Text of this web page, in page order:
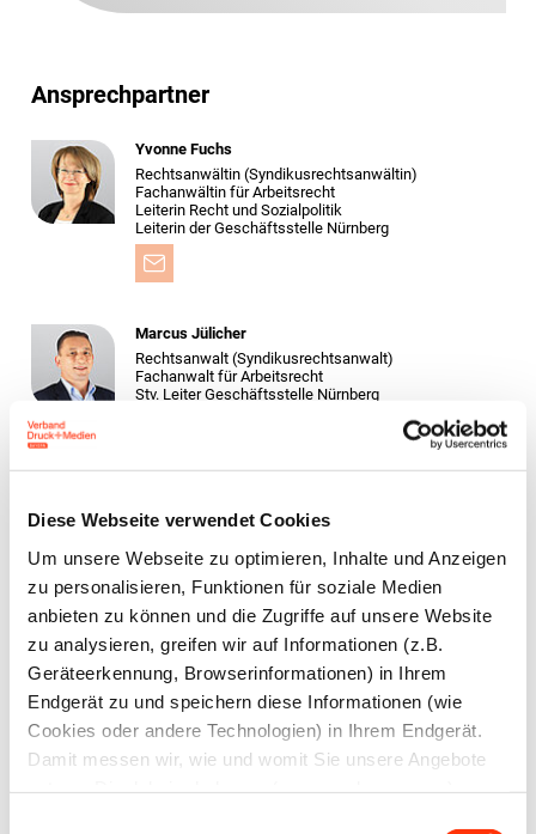
Diese Webseite verwendet Cookies
Um unsere Webseite zu optimieren, Inhalte und Anzeigen
zu personalisieren, Funktionen für soziale Medien
anbieten zu können und die Zugriffe auf unsere Website
zu analysieren, greifen wir auf Informationen (z.B.
Geräteerkennung, Browserinformationen) in Ihrem
Endgerät zu und speichern diese Informationen (wie
Cookies oder andere Technologien) in Ihrem Endgerät.
Damit messen wir, wie und womit Sie unsere Angebote
Ansprechpartner
Yvonne Fuchs
Rechtsanwältin (Syndikusrechtsanwältin)
Fachanwältin für Arbeitsrecht
Leiterin Recht und Sozialpolitik
Leiterin der Geschäftsstelle Nürnberg
Marcus Jülicher
Rechtsanwalt (Syndikusrechtsanwalt)
Fachanwalt für Arbeitsrecht
Stv. Leiter Geschäftsstelle Nürnberg
Rechtsanwalt (Syndikus­rechtsanwalt)
Berit Weide-Schörghuber
Rechtsanwältin (Syndikusrechtsanwältin)